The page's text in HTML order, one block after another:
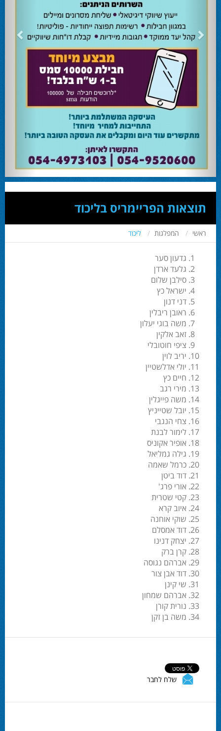
השרה מירי רגב קוראת לבוא ולהצביע ולהשפיע 24.02.24
השרה מירי רגב קוראת לבוא ולהצביע ולהשפיע בבחירות המוניציפליות שיתקיימו ביום
אוהד שגב הפסיד בעכו
עמיחי בן שלוש מקורבו של השר ניר ברקת ניצח את הבחירות בעכו ויכהן כראש העיר.
מחל זכתה במנדט אחד בבאר שבע
עו''ד אמנון כהן שעומד בראש רשימת מחל למועצת העיר זכה במנדט אחד ואילו שמעון
בוקר שהתמודד אף הוא למועצה לא הצליח להיבחר.
המשבר בליכוד העולמי 23.10.24
האם ההסכם של מיקי זוהר מחזק את הימין או השמאל? האם ההסכם חוקי או לא?שמירה
או הדחה? ומה יחליט בעתיד המרכז? עוד שנה בחירות בליכוד העולמי . הכל במגזין
המלא - עמ' 4.
תוצאות הפריימריס בליכוד
ראשי המפלגות ליכוד
גדעון סער
גלעד ארדן
סילבן שלום
ישראל כץ
דני דנון
ראובן ריבלין
משה בוגי יעלון
זאב אלקין
ציפי חוטובלי
יריב לוין
יולי אדלשטיין
חיים כץ
מירי רגב
משה פייגלין
יובל שטייניץ
צחי הנגבי
לימור לבנת
אופיר אקוניס
גילה גמליאל
כרמל שאמה
דוד ביטן
אורי פרג'
קטי שטרית
איוב קרא
שוקי אוחנה
דוד אמסלם
יצחק דנינו
קרן ברק
אברהם נגוסה
דוד אבן צור
שי קינן
אברהם שמחון
נורית קורן
משה בן זקן
שלח לחבר